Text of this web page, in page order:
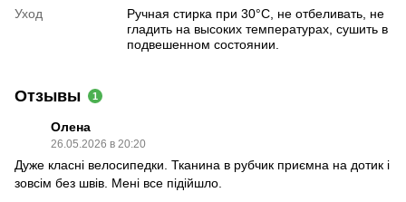
Уход
Ручная стирка при 30°C, не отбеливать, не
гладить на высоких температурах, сушить в
подвешенном состоянии.
Отзывы 1
Олена
26.05.2026 в 20:20
Дуже класні велосипедки. Тканина в рубчик приємна на дотик і
зовсім без швів. Мені все підійшло.